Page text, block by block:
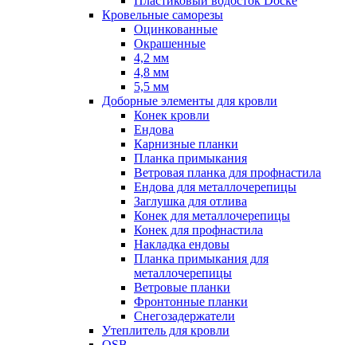
Кровельные саморезы
Оцинкованные
Окрашенные
4,2 мм
4,8 мм
5,5 мм
Доборные элементы для кровли
Конек кровли
Ендова
Карнизные планки
Планка примыкания
Ветровая планка для профнастила
Ендова для металлочерепицы
Заглушка для отлива
Конек для металлочерепицы
Конек для профнастила
Накладка ендовы
Планка примыкания для
металлочерепицы
Ветровые планки
Фронтонные планки
Снегозадержатели
Утеплитель для кровли